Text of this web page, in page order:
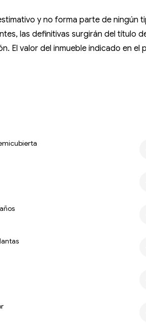
y no forma parte de
las definitivas surgirán del título
El valor del inmueble indicado en